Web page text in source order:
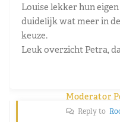
Louise lekker hun
duidelijk wat meer in
keuze.
Leuk overzicht Petra,
Moderator
Reply to